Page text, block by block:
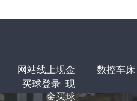
网站线上现金
买球登录_现
金买球
数控车床